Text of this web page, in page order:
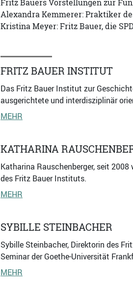
Fritz Bauers Vorstellungen zur
Alexandra Kemmerer: Praktiker
Kristina Meyer: Fritz Bauer, die
FRITZ BAUER INSTITUT
Das Fritz Bauer Institut zur
ausgerichtete und interdisziplinär
MEHR
KATHARINA
Katharina Rauschenberger, seit
des Fritz Bauer Instituts.
MEHR
SYBILLE STEINBACHER
Sybille Steinbacher, Direktorin des
Seminar der Goethe-Universität
MEHR